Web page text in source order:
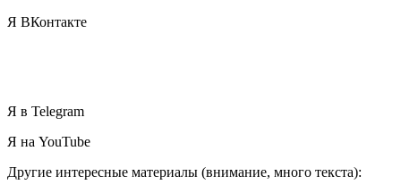
Я ВКонтакте
Я в Telegram
Я на YouTube
Другие интересные материалы (внимание, много текста):